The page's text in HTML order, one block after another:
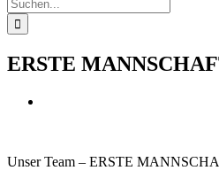
nach:
ERSTE
Unser Team – ERSTE